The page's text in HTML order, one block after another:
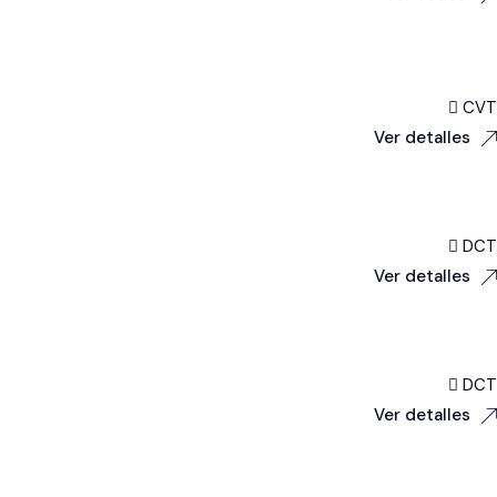
CVT
Ver detalles
DCT
Ver detalles
DCT
Ver detalles